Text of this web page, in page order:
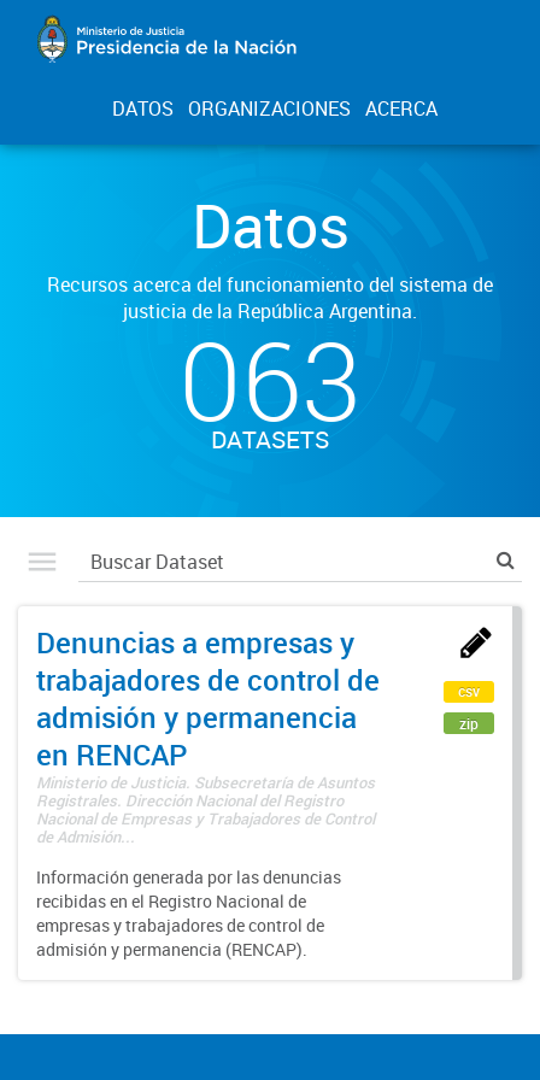
DATOS ORGANIZACIONES ACERCA
Datos
Recursos acerca del funcionamiento del sistema de
justicia de la República Argentina.
063
DATASETS
Denuncias a empresas y
trabajadores de control de
admisión y permanencia
en RENCAP
Ministerio de Justicia. Subsecretaría de Asuntos
Registrales. Dirección Nacional del Registro
Nacional de Empresas y Trabajadores de Control
de Admisión...
Información generada por las denuncias
recibidas en el Registro Nacional de
empresas y trabajadores de control de
admisión y permanencia (RENCAP).
csv
zip